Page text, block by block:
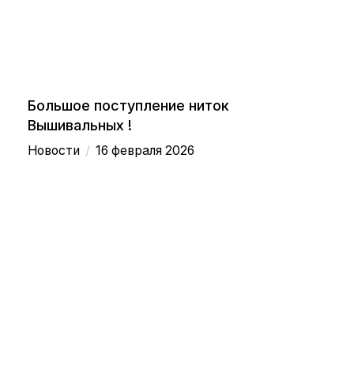
Большое поступление ниток
Вышивальных !
Новости / 16 февраля 2026